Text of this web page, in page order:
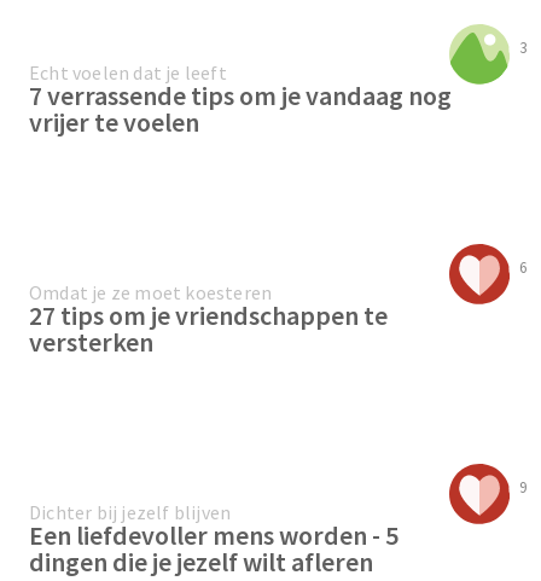
3
Echt voelen dat je leeft
7 verrassende tips om je vandaag nog
vrijer te voelen
6
Omdat je ze moet koesteren
27 tips om je vriendschappen te
versterken
9
Dichter bij jezelf blijven
Een liefdevoller mens worden - 5
dingen die je jezelf wilt afleren